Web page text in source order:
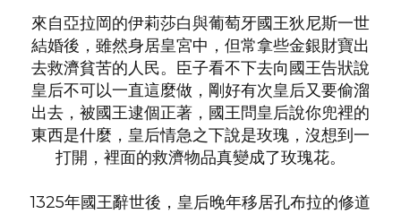
來自亞拉岡的伊莉莎白與葡萄牙國王狄尼斯一世
結婚後，雖然身居皇宮中，但常拿些金銀財寶出
去救濟貧苦的人民。臣子看不下去向國王告狀說
皇后不可以一直這麼做，剛好有次皇后又要偷溜
出去，被國王逮個正著，國王問皇后說你兜裡的
東西是什麼，皇后情急之下說是玫瑰，沒想到一
打開，裡面的救濟物品真變成了玫瑰花。
1325年國王辭世後，皇后晚年移居孔布拉的修道